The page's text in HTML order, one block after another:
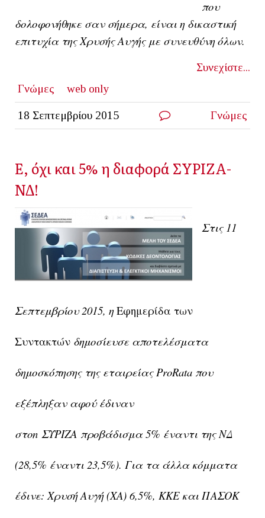
που
δολοφονήθηκε σαν σήμερα, είναι η δικαστική
επιτυχία της Χρυσής Αυγής με συνευθύνη όλων.
Συνεχίστε...
Γνώμες
web only
18 Σεπτεμβρίου 2015 Γνώμες
Ε, όχι και 5% η διαφορά ΣΥΡΙΖΑ-
ΝΔ!
Στις 11
Σεπτεμβρίου 2015, ηΕφημερίδα των
Συντακτών δημοσίευσε αποτελέσματα
δημοσκόπησης της εταιρείαςProRata που
εξέπληξαν αφού έδιναν
στοn ΣΥΡΙΖΑ προβάδισμα 5% έναντι τηςΝΔ
(28,5% έναντι 23,5%). Για τα άλλα κόμματα
έδινε:Χρυσή Αυγή(ΧΑ) 6,5%, ΚΚΕκαι ΠΑΣΟΚ